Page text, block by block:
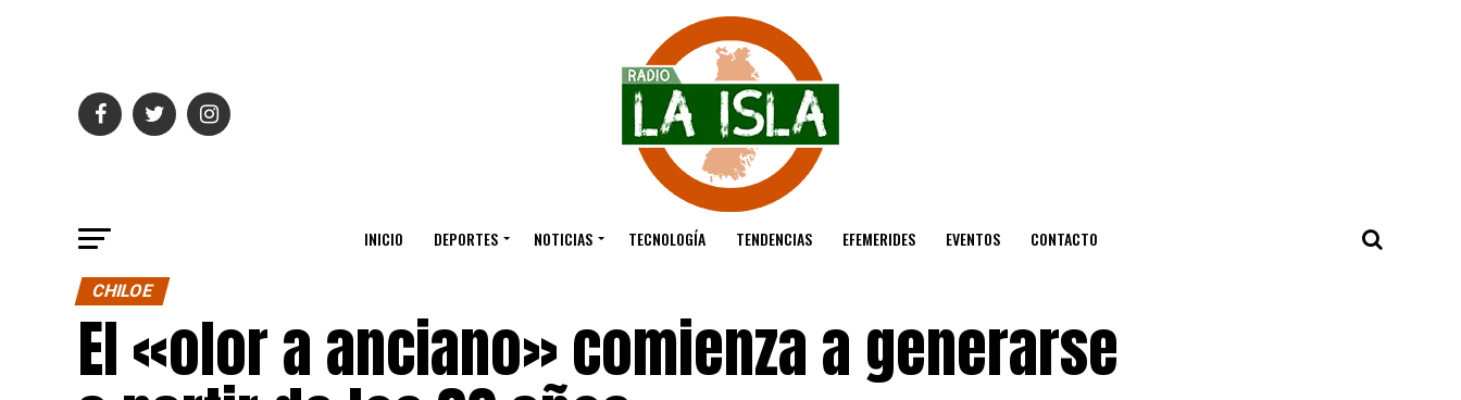
INICIO DEPORTES NOTICIAS TECNOLOGÍA TENDENCIAS EFEMERIDES EVENTOS CONTACTO
CHILOE
El «olor a anciano» comienza a generarse